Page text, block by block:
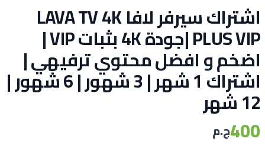
اشتراك سيرفر لافا LAVA TV 4K
PLUS VIP |جودة 4K بثبات VIP |
اضخم و افضل محتوي ترفيهي |
اشتراك 1 شهر | 3 شهور | 6 شهور |
12 شهر
400ج.م